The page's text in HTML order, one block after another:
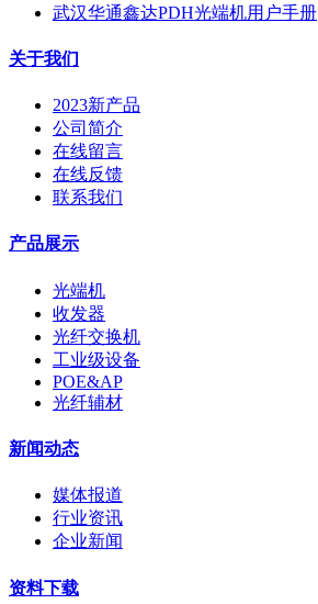
武汉华通鑫达PDH光端机用户手册
关于我们
2023新产品
公司简介
在线留言
在线反馈
联系我们
产品展示
光端机
收发器
光纤交换机
工业级设备
POE&AP
光纤辅材
新闻动态
媒体报道
行业资讯
企业新闻
资料下载